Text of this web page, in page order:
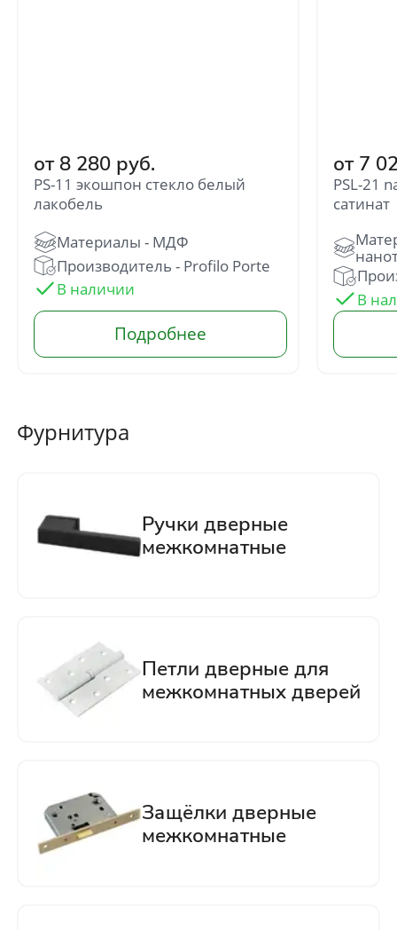
от 8 280 руб.
PS-11 экошпон стекло белый
лакобель
Производитель - Profilo Porte
от 7
PSL-21
сатинат
Фурнитура
Нажимая кнопку «Отправить», Вы
соглашаетесь с политикой обработки
персональных данных